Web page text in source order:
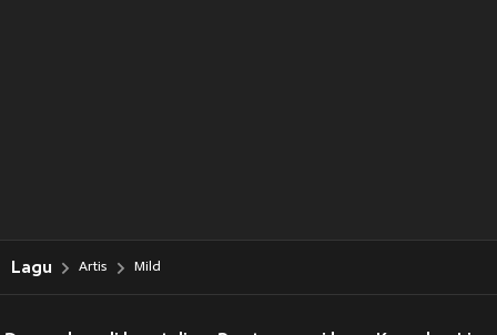
Lagu Artis Mild